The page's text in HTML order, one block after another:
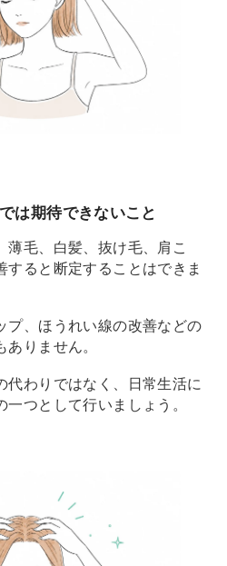
は期待できないこと
薄毛、白髪、抜け毛、肩こ
すると断定することはできま
プ、ほうれい線の改善などの
りません。
代わりではなく、日常生活に
つとして行いましょう。